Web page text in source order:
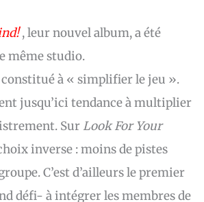
, leur nouvel album, a été
même studio.
à « simplifier le jeu ».
jusqu’ici tendance à multiplier
Sur Look For Your
inverse : moins de pistes
C’est d’ailleurs le premier
défi- à intégrer les membres de